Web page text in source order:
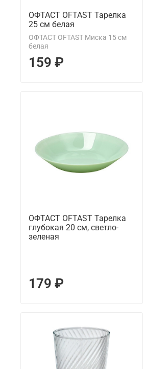
ОФТАСТ OFTAST Тарелка
25 см белая
ОФТАСТ OFTAST Миска 15 см
белая
159 ₽
ОФТАСТ OFTAST Тарелка
глубокая 20 см, светло-
зеленая
179 ₽